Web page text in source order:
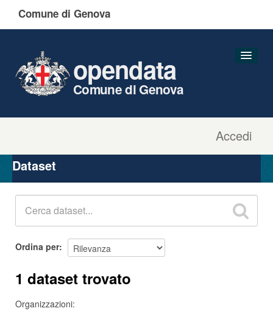
Comune di Genova
Accedi
opendata
Comune di Genova
Organizzazioni
Gruppi
Dataset
Ordina per
1 dataset trovato
Organizzazioni: